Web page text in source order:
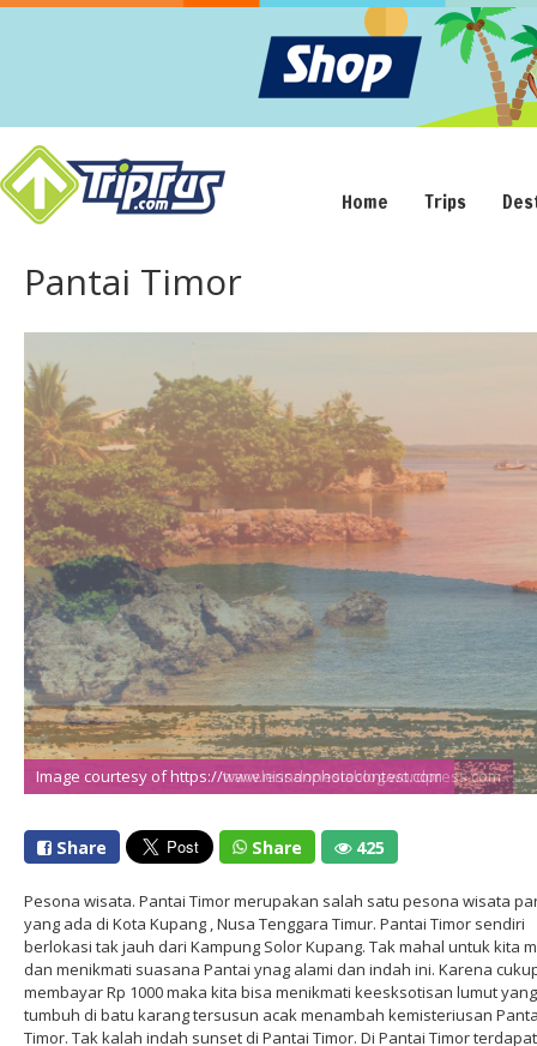
Home Trips
Pantai Timor
Image courtesy of https://travelerindonesiablog.wordpress.com
Image courtesy of https://www.nissanphotocontest.com
Share Share 425
Pesona wisata. Pantai Timor merupakan salah satu pesona wisata
yang ada di Kota Kupang , Nusa Tenggara Timur. Pantai Timor sendiri
berlokasi tak jauh dari Kampung Solor Kupang. Tak mahal untuk kita
dan menikmati suasana Pantai ynag alami dan indah ini. Karena
membayar Rp 1000 maka kita bisa menikmati keesksotisan lumut yang
tumbuh di batu karang tersusun acak menambah kemisteriusan
Timor. Tak kalah indah sunset di Pantai Timor. Di Pantai Timor terdapat